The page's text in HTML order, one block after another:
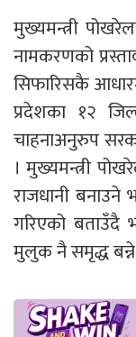
मुख्यमन्त्री
नामकरणको
सिफारिसकै
प्रदेशका १२
चाहनाअनुरुप
। मुख्यमन्त्री
राजधानी बनाउने
गरिएको बताउँदै
मुलुक नै समृद्ध